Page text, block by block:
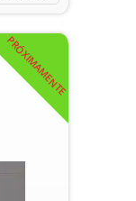
PRÓXIMAMENTE